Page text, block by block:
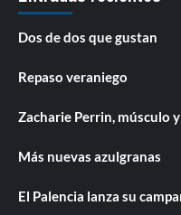
Dos de dos que gustan
Repaso veraniego
Zacharie Perrin, músculo
Más nuevas azulgranas
El Palencia lanza su